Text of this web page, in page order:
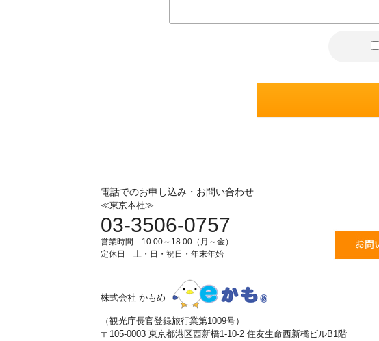
電話でのお申し込み・お問い合わせ
≪東京本社≫
03-3506-0757
営業時間 10:00～18:00（月～金）
定休日 土・日・祝日・年末年始
株式会社 かもめ
（観光庁長官登録旅行業第1009号）
〒105-0003 東京都港区西新橋1-10-2 住友生命西新橋ビルB1階